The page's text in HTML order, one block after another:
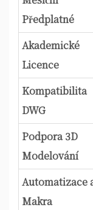
Předplatné
Akademické
Licence
Kompatibilita
DWG
Podpora 3D
Modelování
Automatizace
Makra